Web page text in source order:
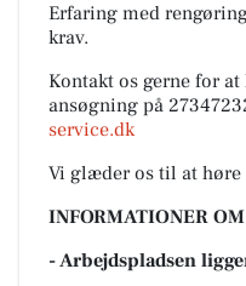
Erfaring med
krav.
Kontakt os gerne for
ansøgning på
service.dk
Vi glæder os til at
INFORMATIONER
- Arbejdspladsen